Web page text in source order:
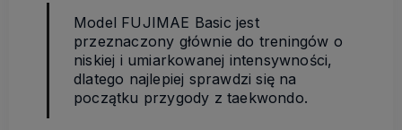
Model FUJIMAE Basic jest
przeznaczony głównie do treningów o
niskiej i umiarkowanej intensywności,
dlatego najlepiej sprawdzi się na
początku przygody z taekwondo.